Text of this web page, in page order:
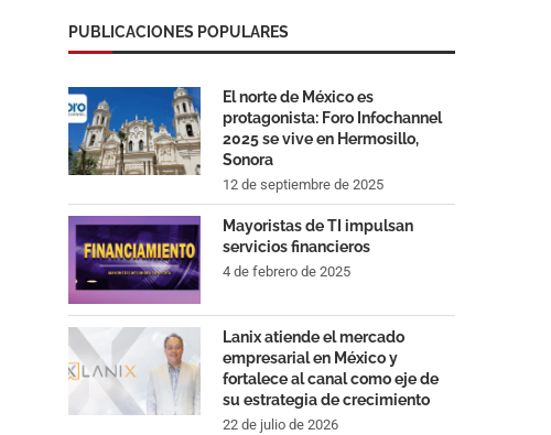
PUBLICACIONES POPULARES
El norte de México es
protagonista: Foro Infochannel
2025 se vive en Hermosillo,
Sonora
12 de septiembre de 2025
Mayoristas de TI impulsan
servicios financieros
4 de febrero de 2025
Lanix atiende el mercado
empresarial en México y
fortalece al canal como eje de
su estrategia de crecimiento
22 de julio de 2026